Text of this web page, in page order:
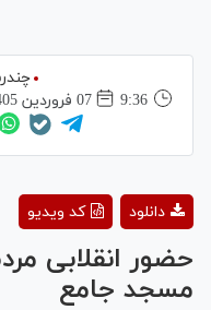
9:36
07 فروردين 1405
کد ویدیو دانلود
حضور انقلابی
مسجد جامع